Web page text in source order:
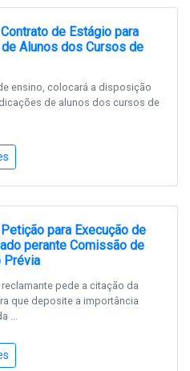
de Estágio para
Alunos dos Cursos de
ensino, colocará a disposição
de alunos dos cursos de
para Execução de
perante Comissão de
Prévia
pede a citação da
que deposite a importância
...